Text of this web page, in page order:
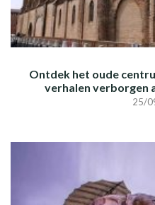
Ontdek het oude
verhalen verborgen
25/